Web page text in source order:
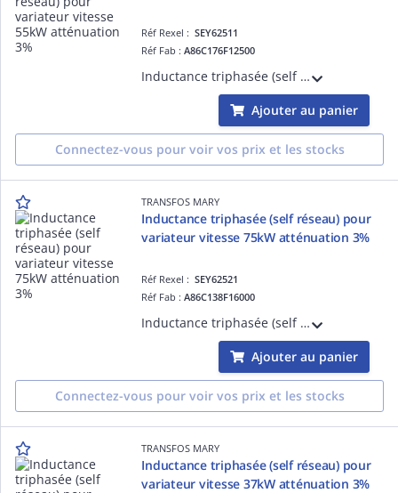
Réf Rexel :SEY62511
Réf Fab :A86C176F12500
Inductance triphasée (self de réseau) pour variateur de vitesse 55kW ( Moteur triphasé 380-415V ) - Tx d'atténuation 3% - L=0,176mH - I=125A - Bornes M8 - IP00
Ajouter au panier
Connectez-vous pour voir vos prix et les stocks
TRANSFOS MARY
Inductance triphasée (self réseau) pour
variateur vitesse 75kW atténuation 3%
Réf Rexel :SEY62521
Réf Fab :A86C138F16000
Inductance triphasée (self de réseau) pour variateur de vitesse 75kW ( Moteur triphasé 380-415V ) - Tx d'atténuation 3% - L=0,138mH - I=160A - Bornes M8 - IP00
Ajouter au panier
Connectez-vous pour voir vos prix et les stocks
TRANSFOS MARY
Inductance triphasée (self réseau) pour
variateur vitesse 37kW atténuation 3%